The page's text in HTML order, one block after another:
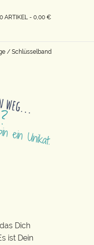
0 ARTIKEL - 0,00 €
/ Schlüsselband
Dich
ist Dein